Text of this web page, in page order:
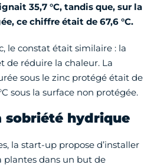
35,7 °C, tandis que, sur la
ce chiffre était de 67,6 °C.
le constat était similaire : la
de réduire la chaleur. La
sous le zinc protégé était de
sous la surface non protégée.
sobriété hydrique
la start-up propose d’installer
plantes dans un but de